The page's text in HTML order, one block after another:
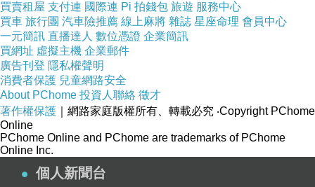
買賣租屋 支付連 國際連 Pi 拍錢包 旅遊 服務中心
買車 旅行團 汽車險推薦 線上麻將 雜誌 星座命理 會員中心
一元簡訊 直播達人 數位憑證 企業簡訊
買網址 虛擬主機 企業郵件
廣告刊登 隱私權聲明
消費者保護 兒童網路安全
About PChome 投資人聯絡 徵才
著作權保護 ｜網路家庭版權所有、轉載必究 ‧Copyright PChome
Online
PChome Online and PChome are trademarks of PChome
Online Inc.
個人新聞台